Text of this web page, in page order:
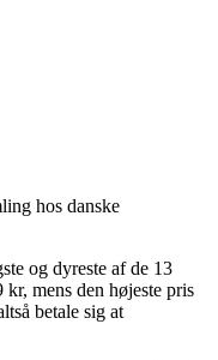
hos danske
og dyreste af de 13
mens den højeste pris
betale sig at